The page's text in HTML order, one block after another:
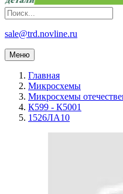
sale@trd.novline.ru
Меню
Главная
Микросхемы
Микросхемы
К599 - К5001
1526ЛА10